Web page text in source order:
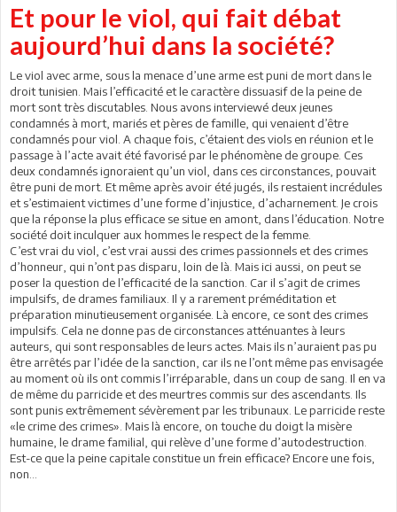
Et pour le viol, qui fait débat
aujourd’hui dans la société?
Le viol avec arme, sous la menace d’une arme est puni de mort dans le
droit tunisien. Mais l’efficacité et le caractère dissuasif de la peine de
mort sont très discutables. Nous avons interviewé deux jeunes
condamnés à mort, mariés et pères de famille, qui venaient d’être
condamnés pour viol. A chaque fois, c’étaient des viols en réunion et le
passage à l’acte avait été favorisé par le phénomène de groupe. Ces
deux condamnés ignoraient qu’un viol, dans ces circonstances, pouvait
être puni de mort. Et même après avoir été jugés, ils restaient incrédules
et s’estimaient victimes d’une forme d’injustice, d’acharnement. Je crois
que la réponse la plus efficace se situe en amont, dans l’éducation. Notre
société doit inculquer aux hommes le respect de la femme.
C’est vrai du viol, c’est vrai aussi des crimes passionnels et des crimes
d’honneur, qui n’ont pas disparu, loin de là. Mais ici aussi, on peut se
poser la question de l’efficacité de la sanction. Car il s’agit de crimes
impulsifs, de drames familiaux. Il y a rarement préméditation et
préparation minutieusement organisée. Là encore, ce sont des crimes
impulsifs. Cela ne donne pas de circonstances atténuantes à leurs
auteurs, qui sont responsables de leurs actes. Mais ils n’auraient pas pu
être arrêtés par l’idée de la sanction, car ils ne l’ont même pas envisagée
au moment où ils ont commis l’irréparable, dans un coup de sang. Il en va
de même du parricide et des meurtres commis sur des ascendants. Ils
sont punis extrêmement sévèrement par les tribunaux. Le parricide reste
«le crime des crimes». Mais là encore, on touche du doigt la misère
humaine, le drame familial, qui relève d’une forme d’autodestruction.
Est-ce que la peine capitale constitue un frein efficace? Encore une fois,
non…